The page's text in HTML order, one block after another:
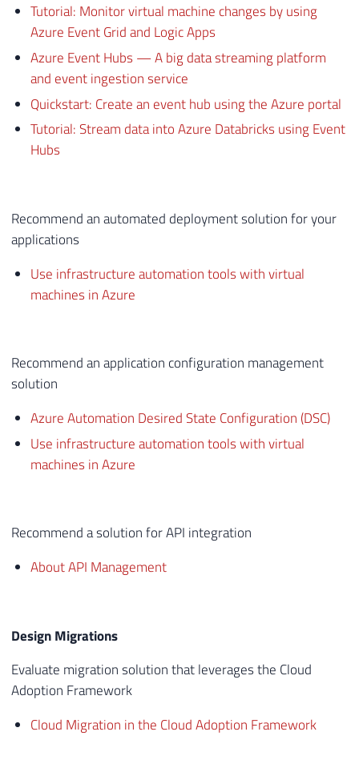
Tutorial: Monitor virtual machine changes by using
Azure Event Grid and Logic Apps
Azure Event Hubs — A big data streaming platform
and event ingestion service
Quickstart: Create an event hub using the Azure portal
Tutorial: Stream data into Azure Databricks using Event
Hubs
Recommend an automated deployment solution for your
applications
Use infrastructure automation tools with virtual
machines in Azure
Recommend an application configuration management
solution
Azure Automation Desired State Configuration (DSC)
Use infrastructure automation tools with virtual
machines in Azure
Recommend a solution for API integration
About API Management
Design Migrations
Evaluate migration solution that leverages the Cloud
Adoption Framework
Cloud Migration in the Cloud Adoption Framework